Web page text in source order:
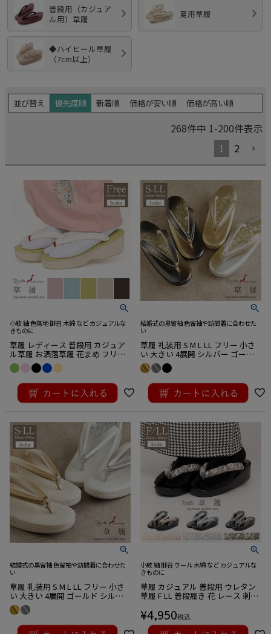
普段用（カジュア
ル用）草履
夏用草履
◆ハイヒール草履
（7cm以上）
並び替え 優先度順 新着順 価格が安い順 価格が高い順
268件中 1-200件表示
1
2
小紋 紬 色無地 御召 木綿 など カジュアルな
きものに
草履 レディース 普段用 カジュア
ル草履 お洒落草履 花まめ フリー
L ピンク 黄緑 水色 ベージュ 黒 く
すみ ニュアンス 5色 エナメル 1枚
芯 日本製
16,500税込
結婚式の黒留袖 色留袖や訪問着に合わせた
い
草履 礼装用 S M L LL フリー 小さ
い 大きい 4展開 シルバー ゴール
ド ブラック 銀 金 黒 エナメル 本皮
螺鈿 しだれ桜 桜 日本製
22,000税込
結婚式の黒留袖 色留袖や訪問着に合わせた
い
草履 礼装用 S M L LL フリー 小さ
い 大きい 4展開 ゴールド シルバ
ー ホワイト 金 銀 白 エナメル 本皮
型押し 華紋 吉祥柄 日本製
19,800税込
小紋 紬 御召 ウール 木綿 など カジュアルな
きものに
草履 カジュアル 普段用 ウレタン
草履 F LL 普段履き 花 レース 刺繍
キステオリジナル Kissteオリジナ
ル
¥4,950税込